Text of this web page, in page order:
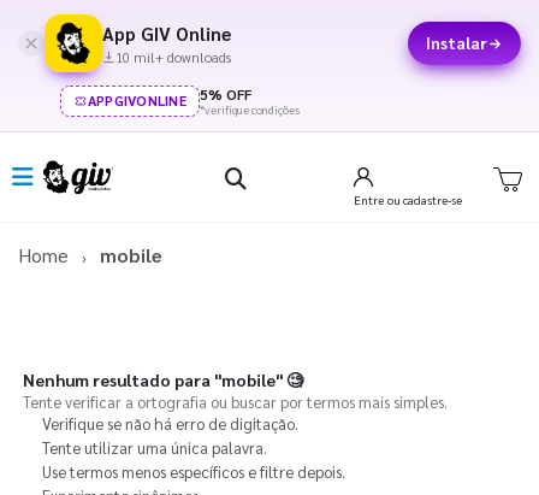
App GIV Online
10 mil+ downloads
Instalar
APPGIVONLINE 5% OFF
*verifique condições
Entre ou cadastre-se
Home mobile
Nenhum resultado para "mobile"🧐
Tente verificar a ortografia ou buscar por termos mais simples.
Verifique se não há erro de digitação.
Tente utilizar uma única palavra.
Use termos menos específicos e filtre depois.